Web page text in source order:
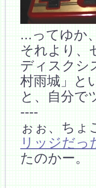
...ってゆか
それより、
ディスクシ
村雨城」と
と、自分で
----
ぉぉ、ちょ
リッジだっ
たのかー。